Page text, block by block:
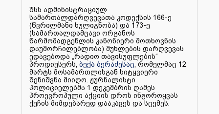
შსს ადმინისტრაციულ
სამართალდარღვევათა კოდექსის 166-ე
(წვრილმანი ხულიგნობა) და 173-ე
(სამართალდამცავი ორგანოს
წარმომადგენლის კანონიერი მოთხოვნის
დაუმორჩილებლობა) მუხლების დარღვევას
ედავებოდა „რადიო თავისუფლების“
პროდიუსერს, ბექა ბერაძესაც, რომელმაც 12
მარტს მოსამართლისგან სიტყვიერი
შენიშვნა მიიღო. ჟურნალისტი
პოლიციელებმა 1 დეკემბრის ღამეს
პროევროპული აქციის დროს ინგოროყვას
ქუჩის მიმდებარედ დააკავეს და სცემეს.